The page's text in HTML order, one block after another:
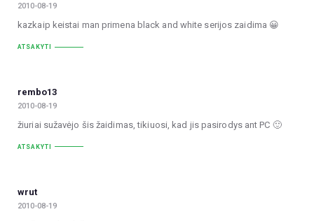
2010-08-19
kazkaip keistai man primena black and white serijos zaidima 😀
ATSAKYTI
rembo13
2010-08-19
žiuriai sužavėjo šis žaidimas, tikiuosi, kad jis pasirodys ant PC 🙂
ATSAKYTI
wrut
2010-08-19